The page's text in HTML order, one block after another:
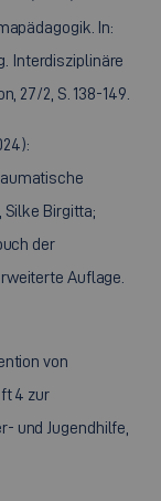
In:
Interdisziplinäre
27/2, S. 138-149.
Silke Birgitta;
der
Auflage.
von
4 zur
und Jugendhilfe,